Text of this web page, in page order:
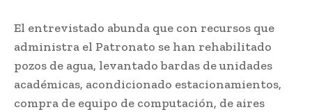
El entrevistado abunda que con recursos que
administra el Patronato se han rehabilitado
pozos de agua, levantado bardas de unidades
académicas, acondicionado estacionamientos,
compra de equipo de computación, de aires